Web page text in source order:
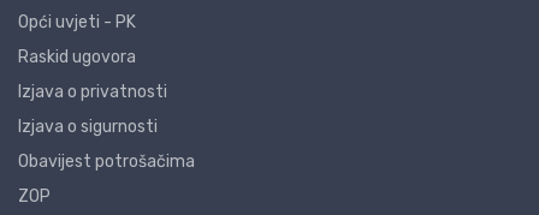
Opći uvjeti - PK
Raskid ugovora
Izjava o privatnosti
Izjava o sigurnosti
Obavijest potrošačima
ZOP